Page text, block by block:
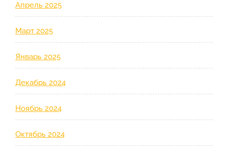
Апрель 2025
Март 2025
Январь 2025
Декабрь 2024
Ноябрь 2024
Октябрь 2024